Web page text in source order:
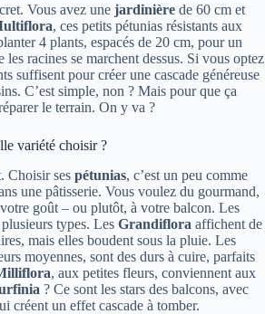
Vous avez une jardinière de 60 cm et
, ces petits pétunias résistants aux
4 plants, espacés de 20 cm, pour un
racines se marchent dessus. Si vous optez
suffisent pour créer une cascade généreuse
C’est simple, non ? Mais pour que ça
le terrain. On y va ?
variété choisir ?
Choisir ses pétunias, c’est un peu comme
une pâtisserie. Vous voulez du gourmand,
goût – ou plutôt, à votre balcon. Les
types. Les Grandiflora affichent de
mais elles boudent sous la pluie. Les
moyennes, sont des durs à cuire, parfaits
, aux petites fleurs, conviennent aux
? Ce sont les stars des balcons, avec
créent un effet cascade à tomber.